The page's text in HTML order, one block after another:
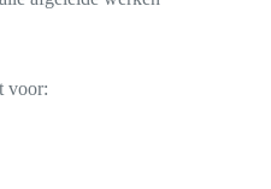
voor: